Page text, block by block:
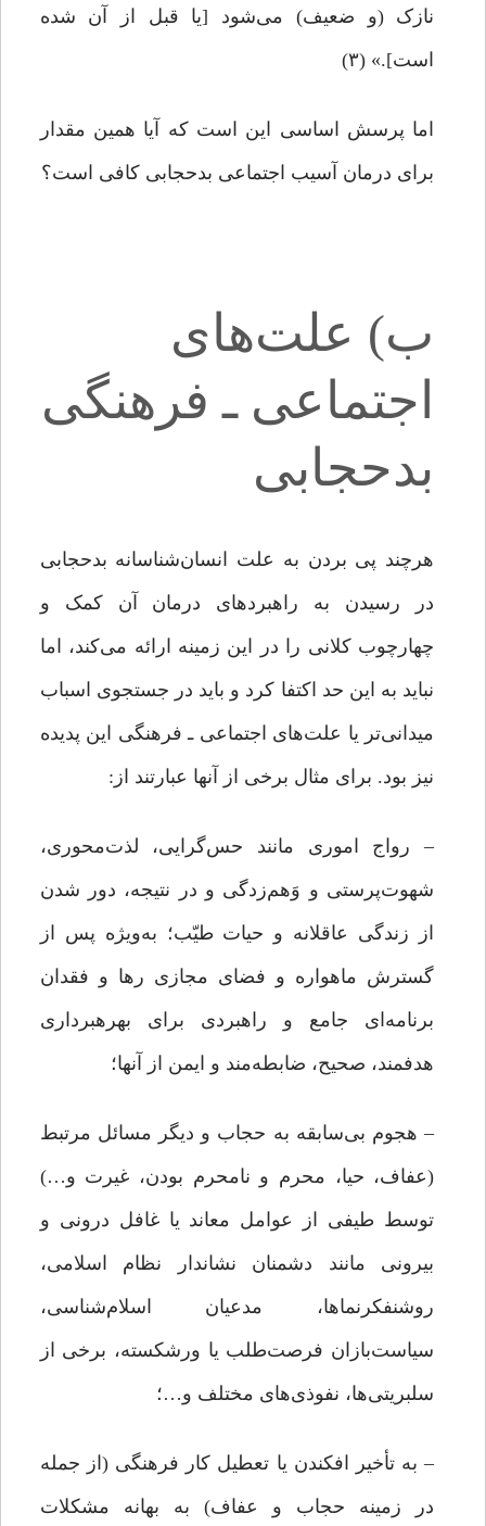
نازک (و ضعیف) می‌شود [یا قبل از آن شده
است].» (۳)
اما پرسش اساسی این است که آیا همین مقدار
برای درمان آسیب اجتماعی بدحجابی کافی است؟
ب) علت‌های
اجتماعی ـ فرهنگی
بدحجابی
هرچند پی بردن به علت انسان‌شناسانه بدحجابی
در رسیدن به راهبردهای درمان آن کمک و
چهارچوب کلانی را در این زمینه ارائه می‌کند، اما
نباید به این حد اکتفا کرد و باید در جستجوی اسباب
میدانی‌تر یا علت‌های اجتماعی ـ فرهنگی این پدیده
نیز بود. برای مثال برخی از آنها عبارتند از:
– رواج اموری مانند حس‌گرایی، لذت‌محوری،
شهوت‌پرستی و وَهم‌زدگی و در نتیجه، دور شدن
از زندگی عاقلانه و حیات طیّب؛ به‌ویژه پس از
گسترش ماهواره و فضای مجازی رها و فقدان
برنامه‌ای جامع و راهبردی برای بهره­برداری
هدفمند، صحیح، ضابطه‌مند و ایمن از آنها؛
– هجوم بی‌سابقه به حجاب و دیگر مسائل مرتبط
(عفاف، حیا، محرم و نامحرم بودن، غیرت و…)
توسط طیفی از عوامل معاند یا غافل درونی و
بیرونی مانند دشمنان نشاندار نظام اسلامی،
روشنفکرنماها، مدعیان اسلام‌شناسی،
سیاست‌بازان فرصت‌طلب یا ورشکسته، برخی از
سلبریتی‌ها، نفوذی‌های مختلف و…؛
– به تأخیر افکندن یا تعطیل کار فرهنگی (از جمله
در زمینه حجاب و عفاف) به بهانه مشکلات